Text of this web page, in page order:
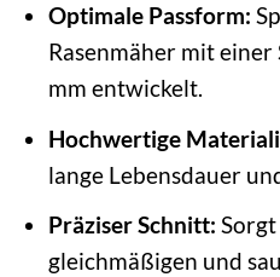
Optimale Passform:
Rasenmäher mit
mm entwickelt.
Hochwertige
lange Lebensdauer
Präziser Schnitt:
gleichmäßigen und